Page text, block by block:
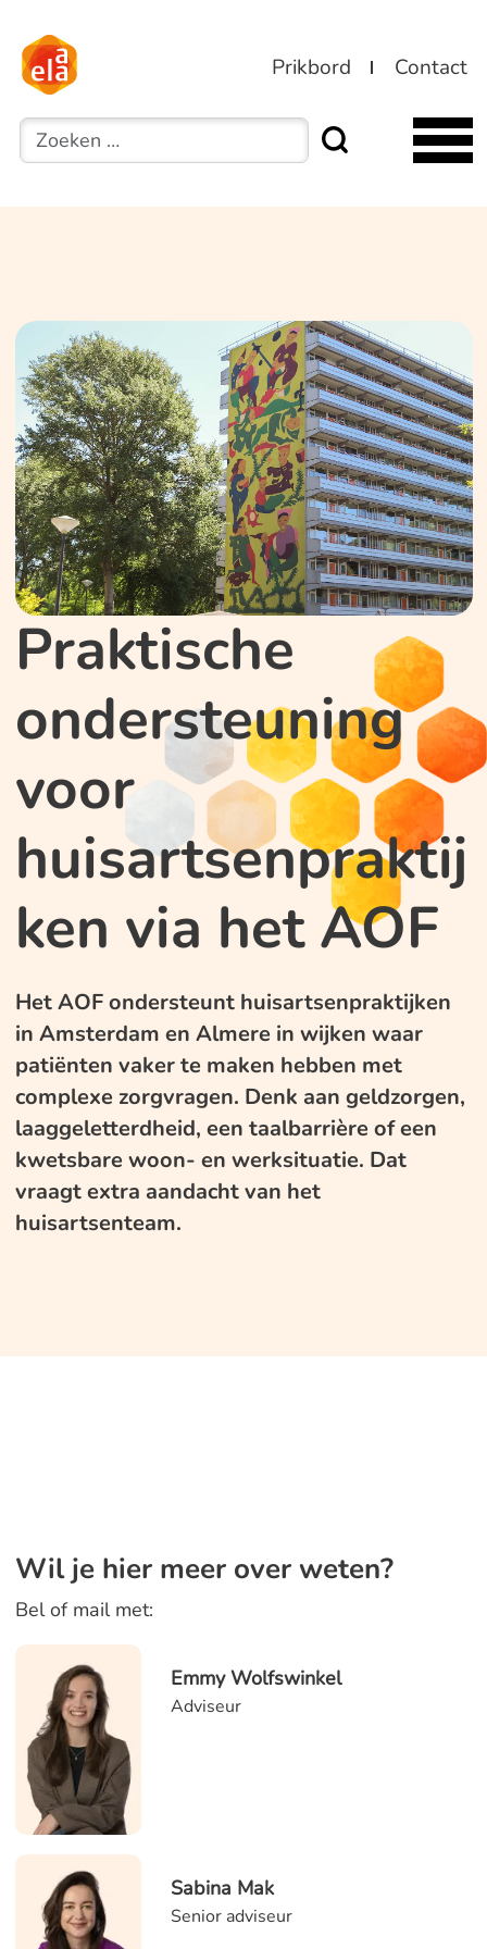
Prikbord Contact
Zoeken
Praktische
ondersteuning
voor
huisartsenpraktij
ken via het AOF
Het AOF ondersteunt huisartsenpraktijken
in Amsterdam en Almere in wijken waar
patiënten vaker te maken hebben met
complexe zorgvragen. Denk aan geldzorgen,
laaggeletterdheid, een taalbarrière of een
kwetsbare woon- en werksituatie. Dat
vraagt extra aandacht van het
huisartsenteam.
Wil je hier meer over weten?
Bel of mail met:
Emmy Wolfswinkel
Adviseur
Sabina Mak
Senior adviseur